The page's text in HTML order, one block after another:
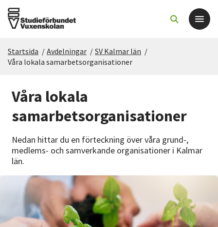
Det här gör vi
För dig som
Sök kurser och evenemang
Om SV
Starta studiecirkel
Cirkelledare
Nyheter
Startsida / Avdelningar / SV Kalmar län /
Våra lokala samarbetsorganisationer
Våra lokala
samarbetsorganisationer
Nedan hittar du en förteckning över våra grund-,
medlems- och samverkande organisationer i Kalmar
län.